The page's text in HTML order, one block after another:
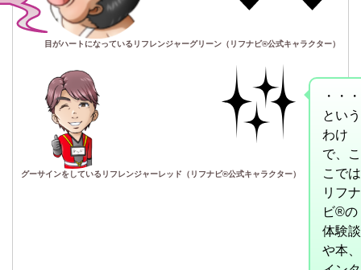
目がハートになっているリフレンジャーグリーン（リフナビ®公式キャラクター）
グーサインをしているリフレンジャーレッド（リフナビ®公式キャラクター）
・・・
という
わけ
で、こ
こでは
リフナ
ビ®の
体験談
や本、